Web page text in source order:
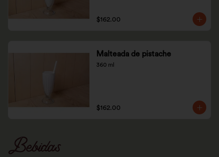
$162.00
Malteada de pistache
360 ml
$162.00
Bebidas